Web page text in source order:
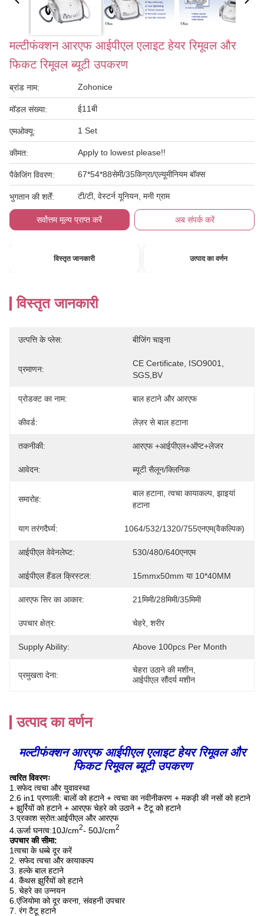
मल्टीफंक्शन आरएफ आईपीएल एलाइट हेयर रिमूवल और
फिकट रिमूवल ब्यूटी उपकरण
ब्रांड नाम: Zohonice
मॉडल संख्या: ई11बी
एमओक्यू: 1 Set
कीमत: Apply to lowest please!!
पैकेजिंग विवरण: 67*54*88सेमी/35किग्रा/एल्यूमीनियम बॉक्स
भुगतान की शर्तें: टी/टी, वेस्टर्न यूनियन, मनी ग्राम
सर्वोत्तम मूल्य प्राप्त करें अब संपर्क करें
विस्तृत जानकारी उत्पाद का वर्णन
विस्तृत जानकारी
उत्पत्ति के प्लेस: बीजिंग चाइना
प्रमाणन:
CE Certificate, ISO9001,
SGS,BV
प्रोडक्ट का नाम: बाल हटाने और आरएफ
कीवर्ड: लेज़र से बाल हटाना
तकनीकी: आरएफ +आईपीएल+ऑप्ट+लेजर
आवेदन: ब्यूटी सैलून/क्लिनिक
समारोह:
बाल हटाना, त्वचा कायाकल्प, झाइयां
हटाना
याग तरंगदैर्घ्य: 1064/532/1320/755एनएम(वैकल्पिक)
आईपीएल वेवेनलेघ्ट: 530/480/640एनएम
आईपीएल हैंडल क्रिस्टल: 15mmx50mm या 10*40MM
आरएफ सिर का आकार: 21मिमी/28मिमी/35मिमी
उपचार क्षेत्र: चेहरे, शरीर
Supply Ability: Above 100pcs Per Month
प्रमुखता देना:
चेहरा उठाने की मशीन
आईपीएल सौंदर्य मशीन
उत्पाद का वर्णन
मल्टीफंक्शन आरएफ आईपीएल एलाइट हेयर रिमूवल और
फिकट रिमूवल ब्यूटी उपकरण
त्वरित विवरणः
1. सफेद त्वचा और युवावस्था
2. 6 in1 प्रणाली: बालों को हटाने + त्वचा का नवीनीकरण + मकड़ी की नसों को हटाने
+ झुर्रियों को हटाने + आरएफ चेहरे को उठाने + टैटू को हटाने
3. प्रकाश स्रोत:आईपीएल और आरएफ
4. ऊर्जा घनत्व:10J/cm2- 50J/cm2
उपचार की सीमा:
1त्वचा के धब्बे दूर करें
2. सफेद त्वचा और कायाकल्प
3. हल्के बाल हटाने
4. कैंथस झुर्रियों को हटाने
5. चेहरे का उन्नयन
6.एंजियोमा को दूर करना, संवहनी उपचार
7. रंग टैटू हटाने